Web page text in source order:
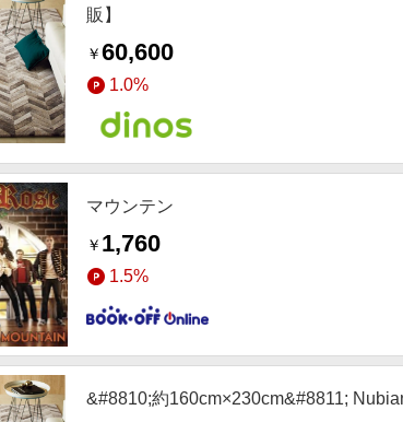
販】
￥60,600
1.0%
マウンテン
￥ 1,760
1.5%
&#8810;約160cm×230cm&#8811;